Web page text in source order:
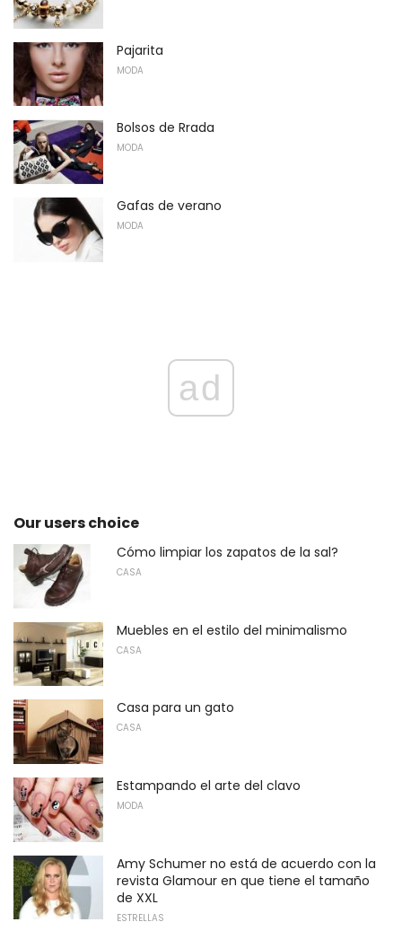
Pajarita
MODA
Bolsos de Rrada
MODA
Gafas de verano
MODA
ad
Our users choice
Cómo limpiar los zapatos de la sal?
CASA
Muebles en el estilo del minimalismo
CASA
Casa para un gato
CASA
Estampando el arte del clavo
MODA
Amy Schumer no está de acuerdo con la
revista Glamour en que tiene el tamaño
de XXL
ESTRELLAS